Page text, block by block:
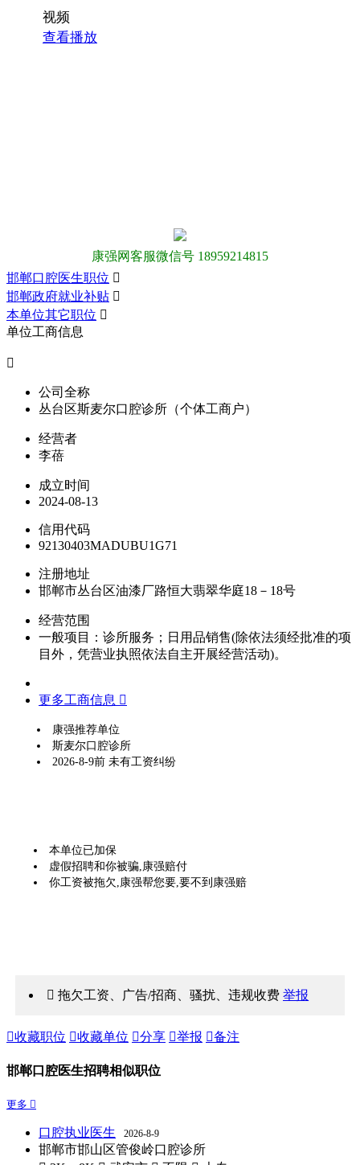
视频
查看播放
康强网客服微信号 18959214815
邯郸口腔医生职位 
邯郸政府就业补贴 
本单位其它职位 
单位工商信息

公司全称
丛台区斯麦尔口腔诊所（个体工商户）
经营者
李蓓
成立时间
2024-08-13
信用代码
92130403MADUBU1G71
注册地址
邯郸市丛台区油漆厂路恒大翡翠华庭18－18号
经营范围
一般项目：诊所服务；日用品销售(除依法须经批准的项
目外，凭营业执照依法自主开展经营活动)。
更多工商信息 
康强推荐单位
斯麦尔口腔诊所
2026-8-9前 未有工资纠纷
本单位已加保
虚假招聘和你被骗,康强赔付
你工资被拖欠,康强帮您要,要不到康强赔
 拖欠工资、广告/招商、骚扰、违规收费举报
收藏职位 收藏单位 分享 举报 备注
邯郸口腔医生招聘相似职位
更多 
口腔执业医生 2026-8-9
邯郸市邯山区管俊岭口腔诊所